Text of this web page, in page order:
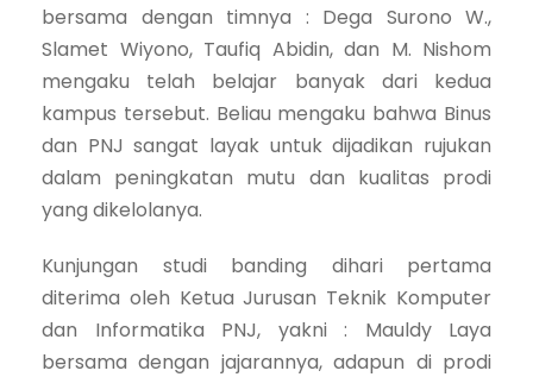
bersama dengan timnya : Dega Surono W.,
Slamet Wiyono, Taufiq Abidin, dan M. Nishom
mengaku telah belajar banyak dari kedua
kampus tersebut. Beliau mengaku bahwa Binus
dan PNJ sangat layak untuk dijadikan rujukan
dalam peningkatan mutu dan kualitas prodi
yang dikelolanya.
Kunjungan studi banding dihari pertama
diterima oleh Ketua Jurusan Teknik Komputer
dan Informatika PNJ, yakni : Mauldy Laya
bersama dengan jajarannya, adapun di prodi